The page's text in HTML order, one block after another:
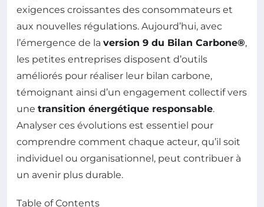
exigences croissantes des consommateurs et
aux nouvelles régulations. Aujourd’hui, avec
l’émergence de la version 9 du Bilan Carbone®,
les petites entreprises disposent d’outils
améliorés pour réaliser leur bilan carbone,
témoignant ainsi d’un engagement collectif vers
une transition énergétique responsable.
Analyser ces évolutions est essentiel pour
comprendre comment chaque acteur, qu’il soit
individuel ou organisationnel, peut contribuer à
un avenir plus durable.
Table of Contents